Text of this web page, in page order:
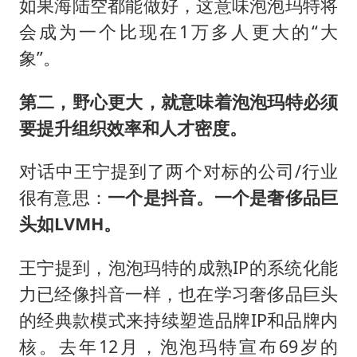
如果海陆空都能做好，这意味泡泡玛特将
会成为一个比现在1万多人更大的“大
象”。
第二，野心更大，就意味着泡泡玛特必须
要提升组织效率和人才密度。
对话中王宁提到了两个对标的公司/行业
很有意思： 一个是抖音。一个是奢侈品巨
头如LVMH。
王宁提到，泡泡玛特的成熟IP的系统化能
力已经像抖音一样，也在学习奢侈品巨头
的经典款模式来持续塑造品牌IP和品牌内
核。去年12月，泡泡玛特宣布69岁的